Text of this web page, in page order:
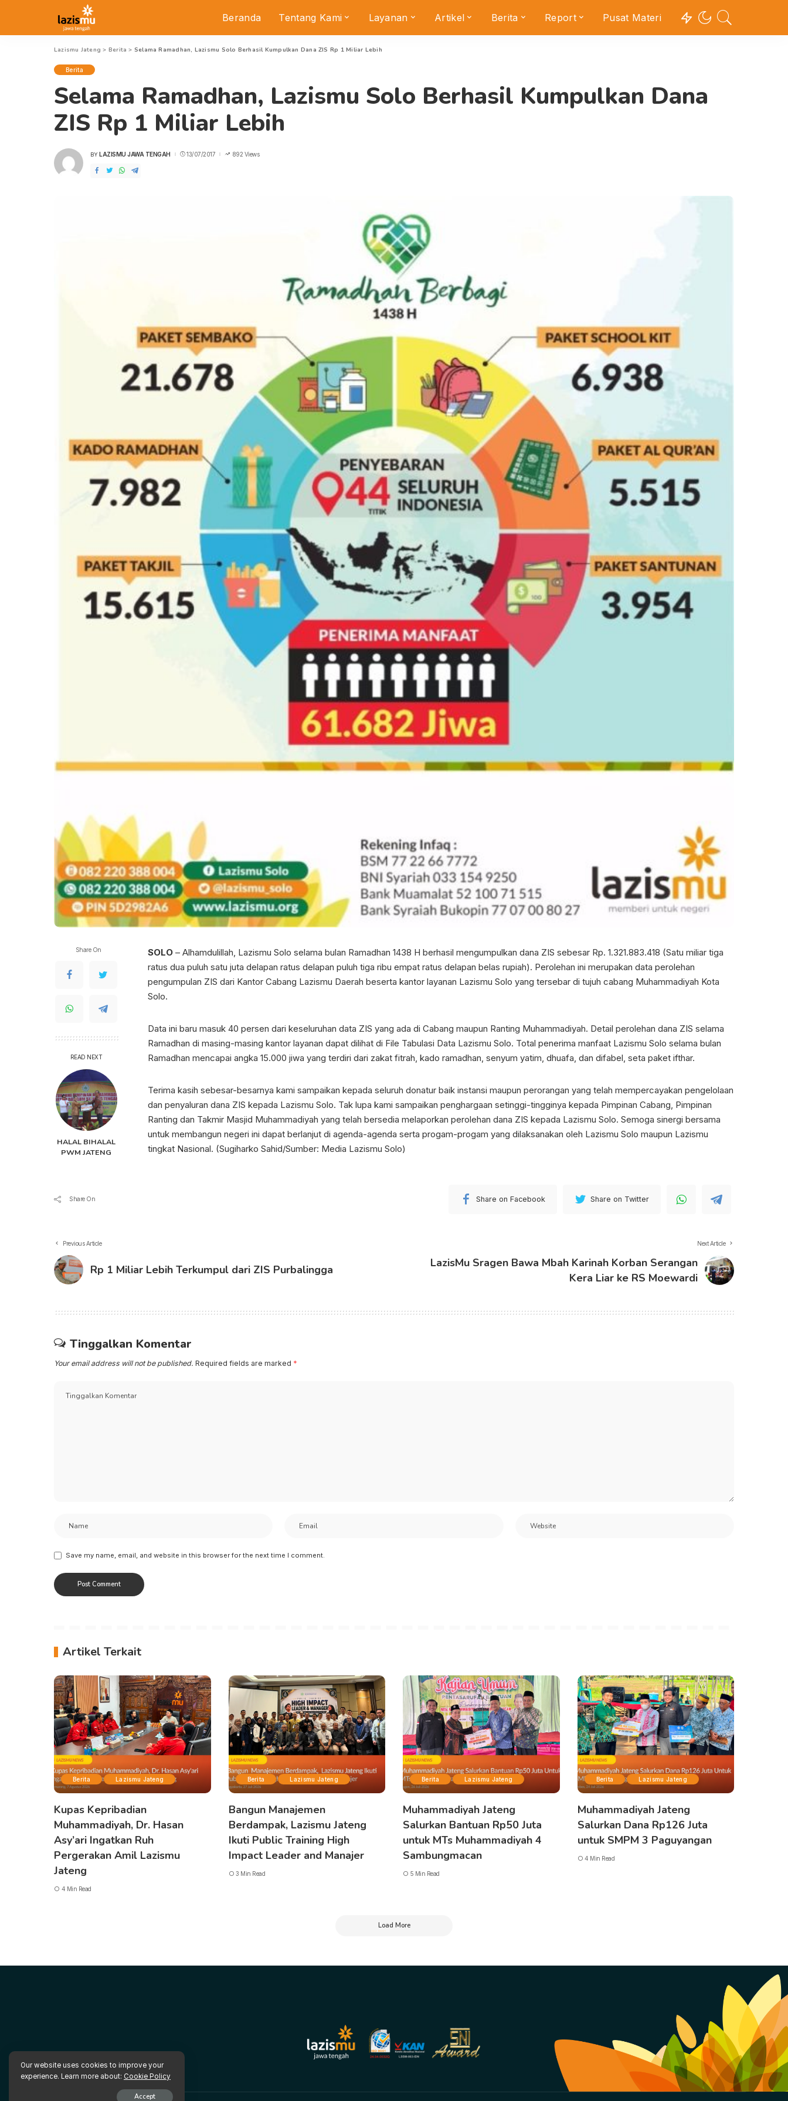
Beranda Tentang Kami Layanan Artikel Berita Report Pusat Materi
Lazismu Jateng > Berita > Selama Ramadhan, Lazismu Solo Berhasil Kumpulkan Dana ZIS Rp 1 Miliar Lebih
Berita
Selama Ramadhan, Lazismu Solo Berhasil Kumpulkan Dana
ZIS Rp 1 Miliar Lebih
POSTED
BY LAZISMU JAWA TENGAH 13/07/2017 892 Views
Share On
READ NEXT
HALAL BIHALAL
PWM JATENG
SOLO – Alhamdulillah, Lazismu Solo selama bulan Ramadhan 1438 H berhasil mengumpulkan dana ZIS sebesar Rp. 1.321.883.418 (Satu miliar tiga
ratus dua puluh satu juta delapan ratus delapan puluh tiga ribu empat ratus delapan belas rupiah). Perolehan ini merupakan data perolehan
pengumpulan ZIS dari Kantor Cabang Lazismu Daerah beserta kantor layanan Lazismu Solo yang tersebar di tujuh cabang Muhammadiyah Kota
Solo.
Data ini baru masuk 40 persen dari keseluruhan data ZIS yang ada di Cabang maupun Ranting Muhammadiyah. Detail perolehan dana ZIS selama
Ramadhan di masing-masing kantor layanan dapat dilihat di File Tabulasi Data Lazismu Solo. Total penerima manfaat Lazismu Solo selama bulan
Ramadhan mencapai angka 15.000 jiwa yang terdiri dari zakat fitrah, kado ramadhan, senyum yatim, dhuafa, dan difabel, seta paket ifthar.
Terima kasih sebesar-besarnya kami sampaikan kepada seluruh donatur baik instansi maupun perorangan yang telah mempercayakan pengelolaan
dan penyaluran dana ZIS kepada Lazismu Solo. Tak lupa kami sampaikan penghargaan setinggi-tingginya kepada Pimpinan Cabang, Pimpinan
Ranting dan Takmir Masjid Muhammadiyah yang telah bersedia melaporkan perolehan dana ZIS kepada Lazismu Solo. Semoga sinergi bersama
untuk membangun negeri ini dapat berlanjut di agenda-agenda serta progam-progam yang dilaksanakan oleh Lazismu Solo maupun Lazismu
tingkat Nasional. (Sugiharko Sahid/Sumber: Media Lazismu Solo)
Share On Share on Facebook Share on Twitter
Previous Article
Rp 1 Miliar Lebih Terkumpul dari ZIS Purbalingga
Next Article
LazisMu Sragen Bawa Mbah Karinah Korban Serangan
Kera Liar ke RS Moewardi
Tinggalkan Komentar
Your email address will not be published. Required fields are marked *
Save my name, email, and website in this browser for the next time I comment.
Artikel Terkait
Berita Lazismu Jateng
Kupas Kepribadian
Muhammadiyah, Dr. Hasan
Asy’ari Ingatkan Ruh
Pergerakan Amil Lazismu
Jateng
4 Min Read
Berita Lazismu Jateng
Bangun Manajemen
Berdampak, Lazismu Jateng
Ikuti Public Training High
Impact Leader and Manajer
3 Min Read
Berita Lazismu Jateng
Muhammadiyah Jateng
Salurkan Bantuan Rp50 Juta
untuk MTs Muhammadiyah 4
Sambungmacan
5 Min Read
Berita Lazismu Jateng
Muhammadiyah Jateng
Salurkan Dana Rp126 Juta
untuk SMPM 3 Paguyangan
4 Min Read
Load More
Our website uses cookies to improve your
experience. Learn more about: Cookie Policy
Accept